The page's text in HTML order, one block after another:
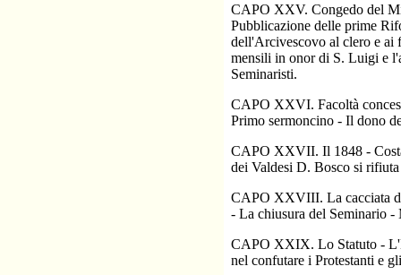
CAPO XXV. Congedo del
Pubblicazione delle prime
dell'Arcivescovo al clero e ai
mensili in onor di S. Luigi e
Seminaristi.
CAPO XXVI. Facoltà
Primo sermoncino - Il dono
CAPO XXVII. Il 1848 -
dei Valdesi D. Bosco si
CAPO XXVIII. La cacciata
- La chiusura del Seminario
CAPO XXIX. Lo Statuto -
nel confutare i Protestanti e